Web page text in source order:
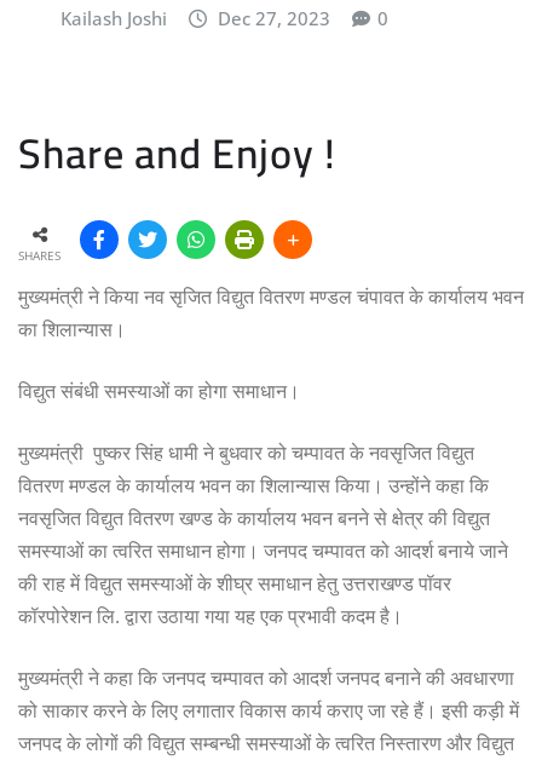
Kailash Joshi Dec 27, 2023 0
Share and Enjoy !
SHARES
मुख्यमंत्री ने किया नव सृजित विद्युत वितरण मण्डल चंपावत के कार्यालय भवन
का शिलान्यास।
विद्युत संबंधी समस्याओं का होगा समाधान।
मुख्यमंत्री पुष्कर सिंह धामी ने बुधवार को चम्पावत के नवसृजित विद्युत
वितरण मण्डल के कार्यालय भवन का शिलान्यास किया। उन्होंने कहा कि
नवसृजित विद्युत वितरण खण्ड के कार्यालय भवन बनने से क्षेत्र की विद्युत
समस्याओं का त्वरित समाधान होगा। जनपद चम्पावत को आदर्श बनाये जाने
की राह में विद्युत समस्याओं के शीघ्र समाधान हेतु उत्तराखण्ड पॉवर
कॉरपोरेशन लि. द्वारा उठाया गया यह एक प्रभावी कदम है।
मुख्यमंत्री ने कहा कि जनपद चम्पावत को आदर्श जनपद बनाने की अवधारणा
को साकार करने के लिए लगातार विकास कार्य कराए जा रहे हैं। इसी कड़ी में
जनपद के लोगों की विद्युत सम्बन्धी समस्याओं के त्वरित निस्तारण और विद्युत